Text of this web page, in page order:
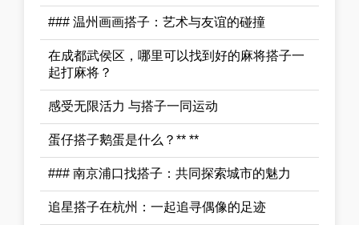
### 温州画画搭子：艺术与友谊的碰撞
在成都武侯区，哪里可以找到好的麻将搭子一
起打麻将？
感受无限活力 与搭子一同运动
蛋仔搭子鹅蛋是什么？** **
### 南京浦口找搭子：共同探索城市的魅力
追星搭子在杭州：一起追寻偶像的足迹